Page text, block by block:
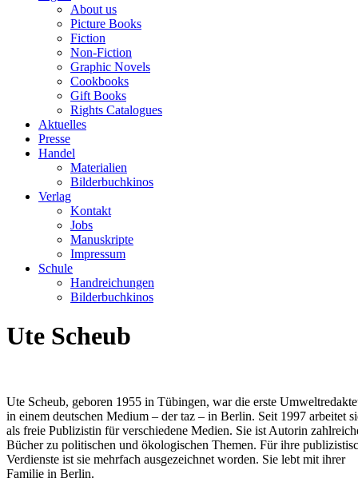
About us
Picture Books
Fiction
Non-Fiction
Graphic Novels
Cookbooks
Gift Books
Rights Catalogues
Aktuelles
Presse
Handel
Materialien
Bilderbuchkinos
Verlag
Kontakt
Jobs
Manuskripte
Impressum
Schule
Handreichungen
Bilderbuchkinos
Ute Scheub
Ute Scheub, geboren 1955 in Tübingen, war die erste
in einem deutschen Medium – der taz – in Berlin. Seit 1997 arbeitet
als freie Publizistin für verschiedene Medien. Sie ist Autorin
Bücher zu politischen und ökologischen Themen. Für ihre
Verdienste ist sie mehrfach ausgezeichnet worden. Sie lebt mit ihrer
Familie in Berlin.